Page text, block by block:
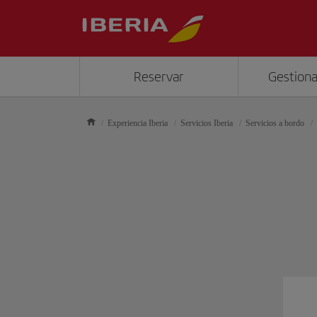
Reservar
Experiencia Iberia Servicios Iberia Servicios a bordo